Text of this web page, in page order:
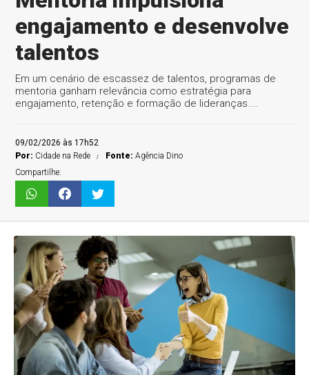
engajamento e desenvolve
talentos
Em um cenário de escassez de talentos, programas de
mentoria ganham relevância como estratégia para
engajamento, retenção e formação de lideranças....
09/02/2026 às 17h52
Por: Cidade na Rede Fonte:Agência Dino
Compartilhe: